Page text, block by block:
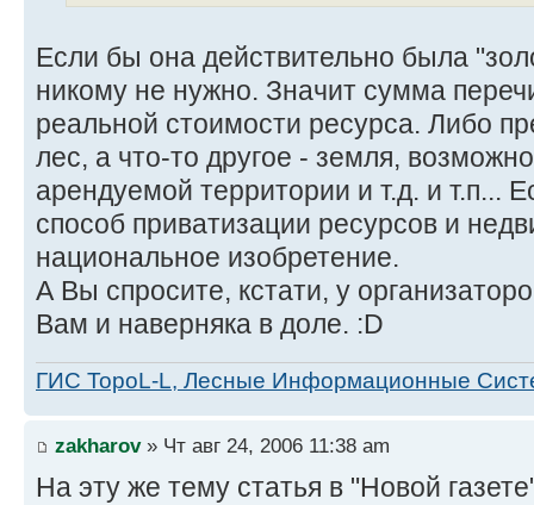
Если бы она действительно была
никому не нужно. Значит сумма
реальной стоимости ресурса. Либо
лес, а что-то другое - земля,
арендуемой территории и т.д. и т.п...
способ приватизации ресурсов и
национальное изобретение.
А Вы спросите, кстати, у
Вам и наверняка в доле. :D
ГИС TopoL-L, Лесные Информационные
zakharov» Чт авг 24, 2006 11:38 am
На эту же тему статья в "Новой